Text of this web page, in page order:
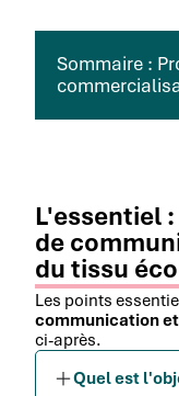
Sommaire :
L'essentiel
de
du tissu
Les points
communication
ci-après.
Quel est